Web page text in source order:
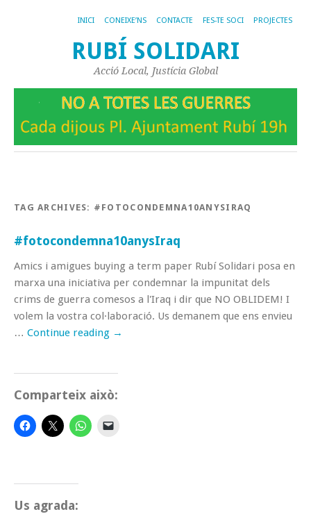
INICI CONEIXE’NS CONTACTE FES-TE SOCI PROJECTES
RUBÍ SOLIDARI
Acció Local, Justícia Global
TAG ARCHIVES: #FOTOCONDEMNA10ANYSIRAQ
#fotocondemna10anysIraq
Amics i amigues buying a term paper Rubí Solidari posa en
marxa una iniciativa per condemnar la impunitat dels
crims de guerra comesos a l'Iraq i dir que NO OBLIDEM! I
volem la vostra col·laboració. Us demanem que ens envieu
… Continue reading →
Comparteix això:
Us agrada: